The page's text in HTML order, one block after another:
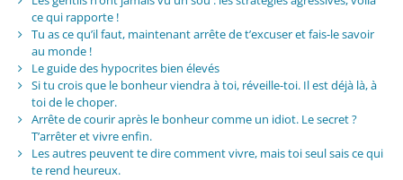
ce qui rapporte !
Tu as ce qu’il faut, maintenant arrête de t’excuser et fais-le savoir
au monde !
Le guide des hypocrites bien élevés
Si tu crois que le bonheur viendra à toi, réveille-toi. Il est déjà là, à
toi de le choper.
Arrête de courir après le bonheur comme un idiot. Le secret ?
T’arrêter et vivre enfin.
Les autres peuvent te dire comment vivre, mais toi seul sais ce qui
te rend heureux.